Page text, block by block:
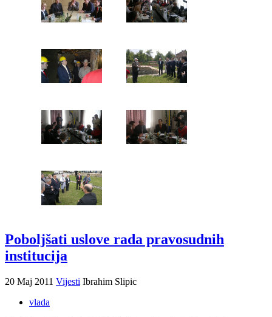
Poboljšati uslove rada pravosudnih
institucija
20 Maj 2011 Vijesti Ibrahim Slipic
vlada